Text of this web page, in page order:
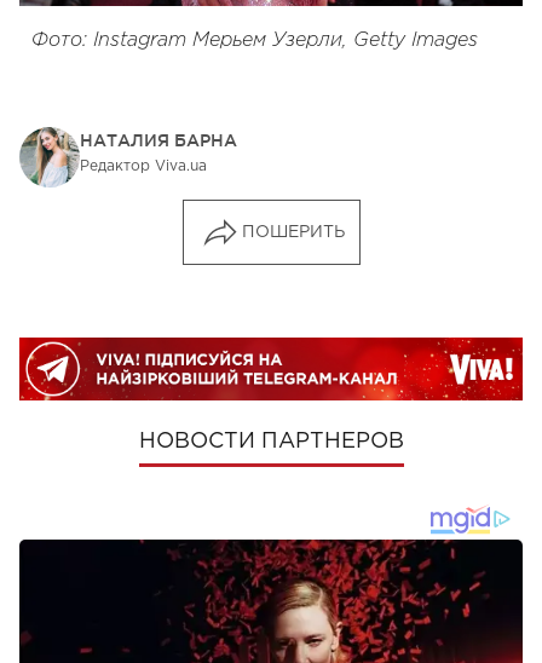
Фото: Instagram Мерьем Узерли, Getty Images
НАТАЛИЯ БАРНА
Редактор Viva.ua
ПОШЕРИТЬ
НОВОСТИ ПАРТНЕРОВ